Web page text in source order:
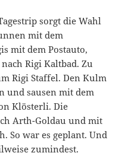
sorgt die Wahl
mit dem
mit dem Postauto,
Rigi Kaltbad. Zu
Rigi Staffel. Den Kulm
und sausen mit dem
Klösterli. Die
Arth-Goldau und mit
So war es geplant. Und
zumindest.